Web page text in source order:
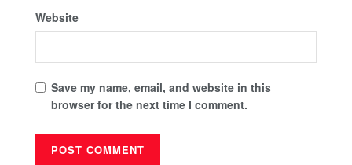
Website
Save my name, email, and website in this
browser for the next time I comment.